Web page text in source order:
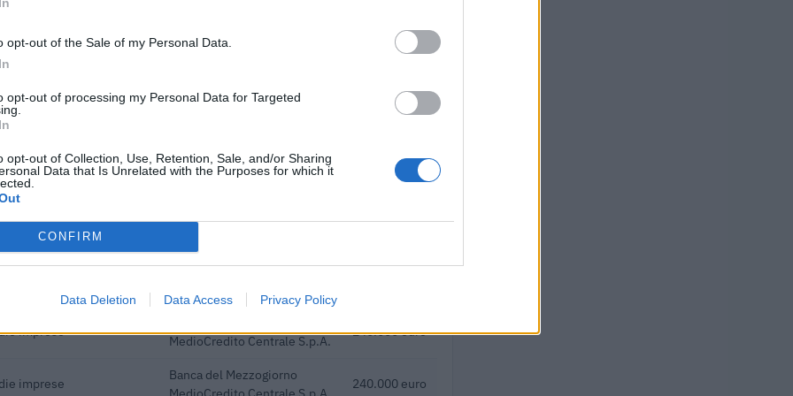
opt-out of the Sale of my Personal Data.
opt-out of processing my Personal Data for Targeted
opt-out of Collection, Use, Retention, Sale, and/or Sharing
Data that Is Unrelated with the Purposes for which it
CONFIRM
Data Deletion Data Access Privacy Policy
ai datori di lavoro 6.000 euro
imprese
imprese
imprese
Banca del Mezzogiorno
80.000 euro
imprese
Banca del Mezzogiorno
120.000 euro
imprese
Banca del Mezzogiorno
MedioCredito Centrale S.p.A.
imprese
MedioCredito Centrale S.p.A.
240.000 euro
imprese
Banca del Mezzogiorno
240.000 euro